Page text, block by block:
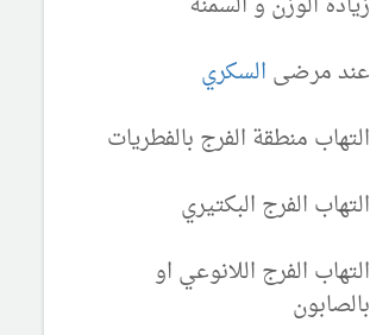
عند مرضى السكري
التهاب منطقة الفرج بالفطريات
التهاب الفرج البكتيري
التهاب الفرج اللانوعي او
بالصابون